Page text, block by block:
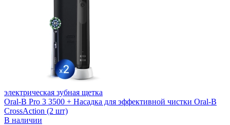
электрическая зубная щетка
Oral-B Pro 3 3500 + Насадка для эффективной чистки Oral-B
CrossAction (2 шт)
В наличии